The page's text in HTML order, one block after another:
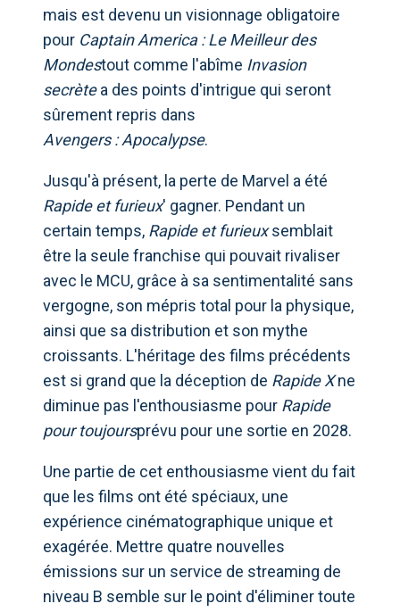
mais est devenu un visionnage obligatoire
pour Captain America : Le Meilleur des
Mondestout comme l'abîme Invasion
secrètea des points d'intrigue qui seront
sûrement repris dans
Avengers : Apocalypse.
Jusqu'à présent, la perte de Marvel a été
Rapide et furieux' gagner. Pendant un
certain temps, Rapide et furieuxsemblait
être la seule franchise qui pouvait rivaliser
avec le MCU, grâce à sa sentimentalité sans
vergogne, son mépris total pour la physique,
ainsi que sa distribution et son mythe
croissants. L'héritage des films précédents
est si grand que la déception de Rapide Xne
diminue pas l'enthousiasme pour Rapide
pour toujoursprévu pour une sortie en 2028.
Une partie de cet enthousiasme vient du fait
que les films ont été spéciaux, une
expérience cinématographique unique et
exagérée. Mettre quatre nouvelles
émissions sur un service de streaming de
niveau B semble sur le point d'éliminer toute